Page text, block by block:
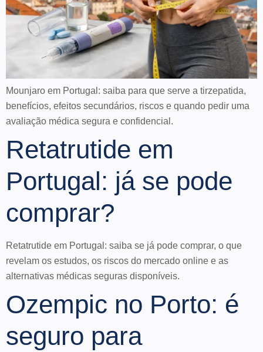
Mounjaro em Portugal: saiba para que serve a tirzepatida,
benefícios, efeitos secundários, riscos e quando pedir uma
avaliação médica segura e confidencial.
Retatrutide em
Portugal: já se pode
comprar?
Retatrutide em Portugal: saiba se já pode comprar, o que
revelam os estudos, os riscos do mercado online e as
alternativas médicas seguras disponíveis.
Ozempic no Porto: é
seguro para